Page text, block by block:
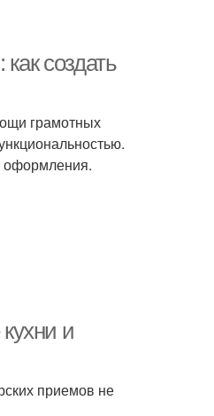
создать
грамотных
оформления.
и
приемов не